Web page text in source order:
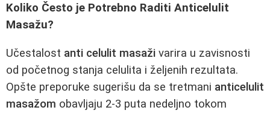
Koliko Često je Potrebno Raditi Anticelulit
Masažu?
Učestalost anti celulit masaži varira u zavisnosti
od početnog stanja celulita i željenih rezultata.
Opšte preporuke sugerišu da se tretmani anticelulit
masažom obavljaju 2-3 puta nedeljno tokom